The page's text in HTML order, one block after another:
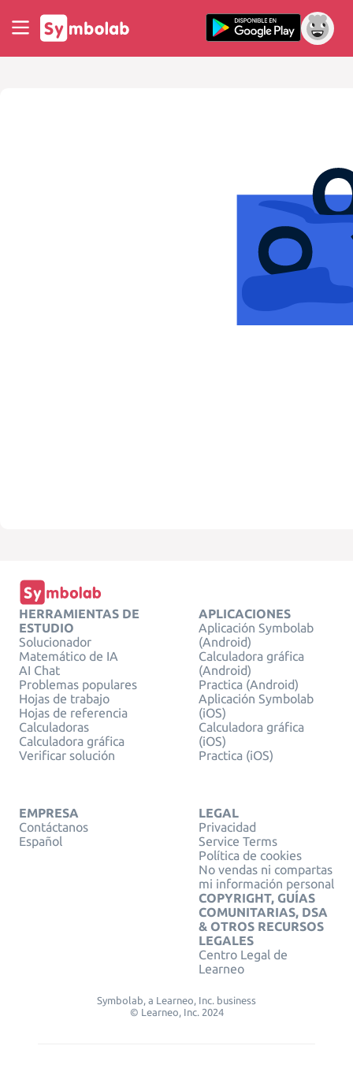
HERRAMIENTAS DE
ESTUDIO
Solucionador
Matemático de IA
AI Chat
Problemas populares
Hojas de trabajo
Hojas de referencia
Calculadoras
Calculadora gráfica
Verificar solución
APLICACIONES
Aplicación Symbolab
(Android)
Calculadora gráfica
(Android)
Practica (Android)
Aplicación Symbolab
(iOS)
Calculadora gráfica
(iOS)
Practica (iOS)
EMPRESA
Contáctanos
Español
LEGAL
Privacidad
Service Terms
Política de cookies
No vendas ni compartas
mi información personal
COPYRIGHT, GUÍAS
COMUNITARIAS, DSA
& OTROS RECURSOS
LEGALES
Centro Legal de
Learneo
Symbolab, a Learneo, Inc. business
© Learneo, Inc. 2024